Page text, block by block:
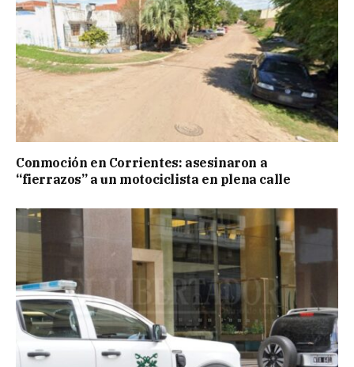
Conmoción en Corrientes: asesinaron a
“fierrazos” a un motociclista en plena calle